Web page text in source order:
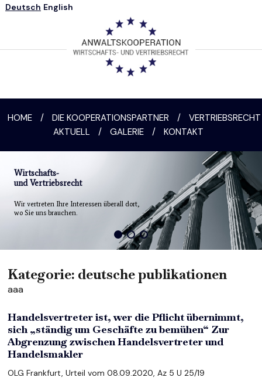
Deutsch English
HOME / DIE KOOPERATIONSPARTNER /
VERTRIEBSRECHT
AKTUELL
/ GALERIE / KONTAKT
Wirtschafts-
und Vertriebsrecht
Wir vertreten Ihre Interessen überall dort,
wo Sie uns brauchen.
Kategorie: deutsche publikationen
aaa
Handelsvertreter ist, wer die Pflicht übernimmt,
sich „ständig um Geschäfte zu bemühen“ Zur
Abgrenzung zwischen Handelsvertreter und
Handelsmakler
OLG Frankfurt, Urteil vom 08.09.2020, Az 5 U 25/19